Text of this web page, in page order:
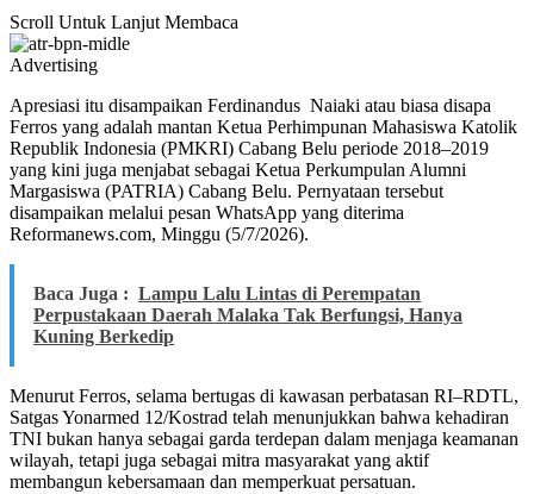
Scroll Untuk Lanjut Membaca
Advertising
Apresiasi itu disampaikan Ferdinandus Naiaki atau biasa disapa
Ferros yang adalah mantan Ketua Perhimpunan Mahasiswa Katolik
Republik Indonesia (PMKRI) Cabang Belu periode 2018–2019
yang kini juga menjabat sebagai Ketua Perkumpulan Alumni
Margasiswa (PATRIA) Cabang Belu. Pernyataan tersebut
disampaikan melalui pesan WhatsApp yang diterima
Reformanews.com, Minggu (5/7/2026).
Baca Juga : Lampu Lalu Lintas di Perempatan
Perpustakaan Daerah Malaka Tak Berfungsi, Hanya
Kuning Berkedip
Menurut Ferros, selama bertugas di kawasan perbatasan RI–RDTL,
Satgas Yonarmed 12/Kostrad telah menunjukkan bahwa kehadiran
TNI bukan hanya sebagai garda terdepan dalam menjaga keamanan
wilayah, tetapi juga sebagai mitra masyarakat yang aktif
membangun kebersamaan dan memperkuat persatuan.